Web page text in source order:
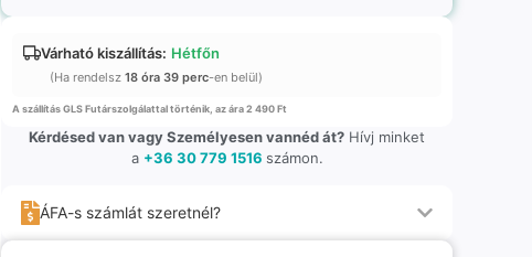
Várható kiszállítás: Hétfőn
(Ha rendelsz18 óra 39 perc-en belül)
A szállítás GLS Futárszolgálattal történik, az ára 2 490 Ft
Kérdésed van vagy Személyesen vannéd át? Hívj minket
a +36 30 779 1516 számon.
ÁFA-s számlát szeretnél?